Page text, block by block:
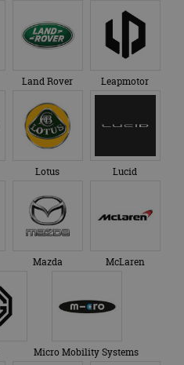
Land Rover Leapmotor
Lotus Lucid
Mazda McLaren
Micro Mobility Systems